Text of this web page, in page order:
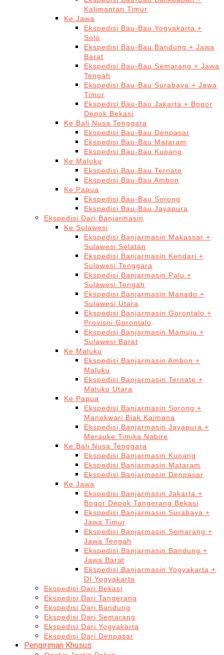
Kalimantan Timur
Ke Jawa
Ekspedisi Bau-Bau Yogyakarta +
Solo
Ekspedisi Bau-Bau Bandung + Jawa
Barat
Ekspedisi Bau-Bau Semarang + Jawa
Tengah
Ekspedisi Bau-Bau Surabaya + Jawa
Timur
Ekspedisi Bau-Bau Jakarta + Bogor
Depok Bekasi
Ke Bali Nusa Tenggara
Ekspedisi Bau-Bau Denpasar
Ekspedisi Bau-Bau Mataram
Ekspedisi Bau-Bau Kupang
Ke Maluku
Ekspedisi Bau-Bau Ternate
Ekspedisi Bau-Bau Ambon
Ke Papua
Ekspedisi Bau-Bau Sorong
Ekspedisi Bau-Bau Jayapura
Ekspedisi Dari Banjarmasin
Ke Sulawesi
Ekspedisi Banjarmasin Makassar +
Sulawesi Selatan
Ekspedisi Banjarmasin Kendari +
Sulawesi Tenggara
Ekspedisi Banjarmasin Palu +
Sulawesi Tengah
Ekspedisi Banjarmasin Manado +
Sulawesi Utara
Ekspedisi Banjarmasin Gorontalo +
Provisni Gorontalo
Ekspedisi Banjarmasin Mamuju +
Sulawesi Barat
Ke Maluku
Ekspedisi Banjarmasin Ambon +
Maluku
Ekspedisi Banjarmasin Ternate +
Maluku Utara
Ke Papua
Ekspedisi Banjarmasin Sorong +
Manokwari Biak Kaimana
Ekspedisi Banjarmasin Jayapura +
Merauke Timika Nabire
Ke Bali Nusa Tenggara
Ekspedisi Banjarmasin Kupang
Ekspedisi Banjarmasin Mataram
Ekspedisi Banjarmasin Denpasar
Ke Jawa
Ekspedisi Banjarmasin Jakarta +
Bogor Depok Tangerang Bekasi
Ekspedisi Banjarmasin Surabaya +
Jawa Timur
Ekspedisi Banjarmasin Semarang +
Jawa Tengah
Ekspedisi Banjarmasin Bandung +
Jawa Barat
Ekspedisi Banjarmasin Yogyakarta +
DI Yogyakarta
Ekspedisi Dari Bekasi
Ekspedisi Dari Tangerang
Ekspedisi Dari Bandung
Ekspedisi Dari Semarang
Ekspedisi Dari Yogyakarta
Ekspedisi Dari Denpasar
Pengiriman Khusus